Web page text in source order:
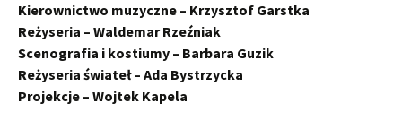
Kierownictwo muzyczne – Krzysztof Garstka
Reżyseria – Waldemar Rzeźniak
Scenografia i kostiumy – Barbara Guzik
Reżyseria świateł – Ada Bystrzycka
Projekcje – Wojtek Kapela